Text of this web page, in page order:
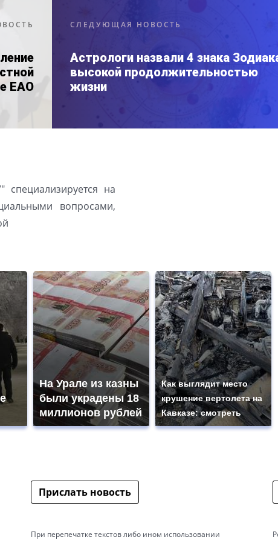
ЕАО
СЛЕДУЮЩАЯ НОВОСТЬ
Астрологи назвали 4 знака
высокой продолжительностью
жизни
специализируется на
вопросами,
На Урале из казны
были украдены 18
миллионов рублей
Как выглядит место
крушение вертолета на
Кавказе: смотреть
Прислать новость
При перепечатке текстов либо ином использовании